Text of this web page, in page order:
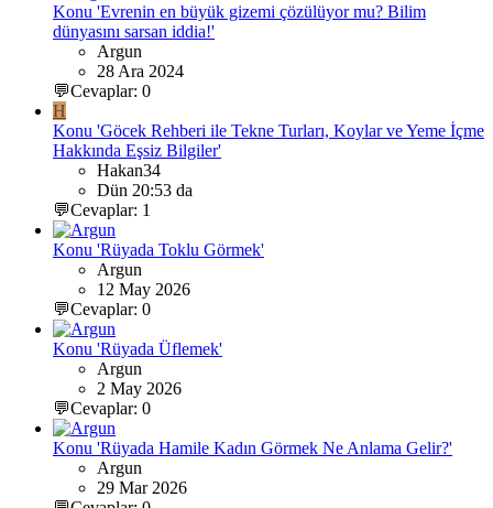
Konu 'Evrenin en büyük gizemi çözülüyor mu? Bilim
dünyasını sarsan iddia!'
Argun
28 Ara 2024
💬Cevaplar: 0
H
Konu 'Göcek Rehberi ile Tekne Turları, Koylar ve Yeme İçme
Hakkında Eşsiz Bilgiler'
Hakan34
Dün 20:53 da
💬Cevaplar: 1
Konu 'Rüyada Toklu Görmek'
Argun
12 May 2026
💬Cevaplar: 0
Konu 'Rüyada Üflemek'
Argun
2 May 2026
💬Cevaplar: 0
Konu 'Rüyada Hamile Kadın Görmek Ne Anlama Gelir?'
Argun
29 Mar 2026